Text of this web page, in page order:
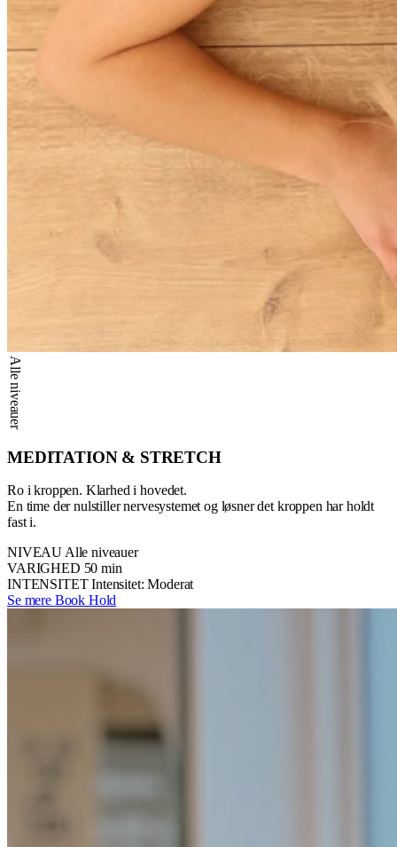
Alle niveauer
MEDITATION & STRETCH
Ro i kroppen. Klarhed i hovedet.
En time der nulstiller nervesystemet og løsner det kroppen har holdt
fast i.
NIVEAU Alle niveauer
VARIGHED 50 min
INTENSITET Intensitet: Moderat
Se mere Book Hold